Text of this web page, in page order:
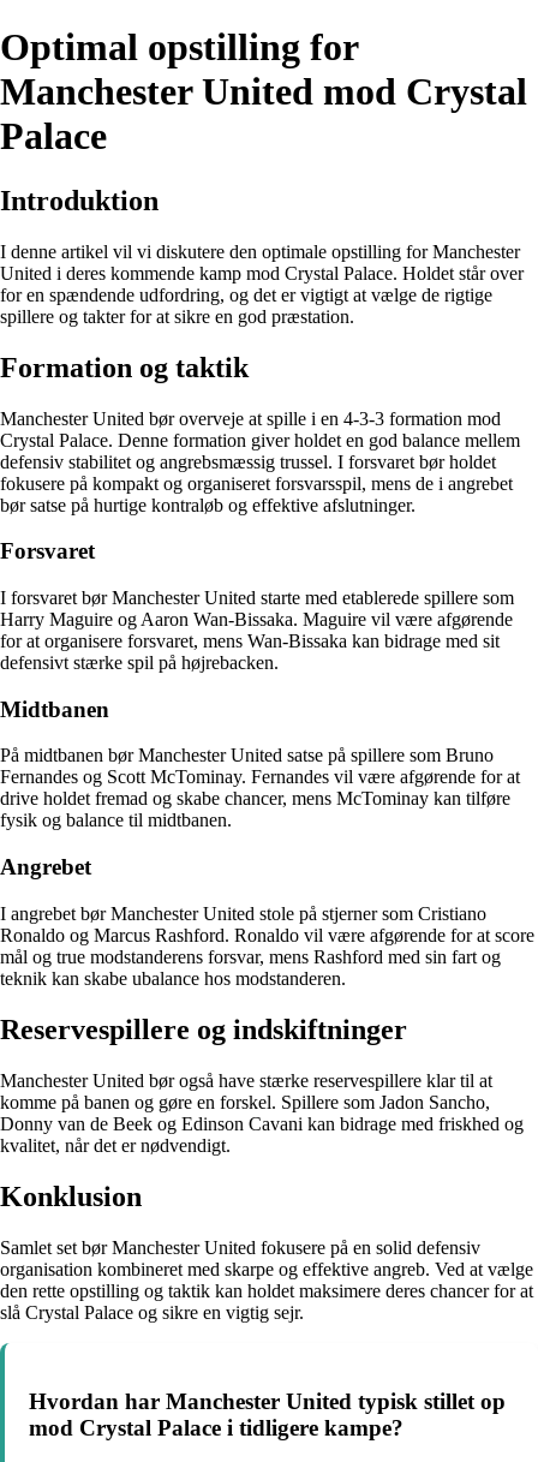
Optimal opstilling for
Manchester United mod Crystal
Palace
Introduktion
I denne artikel vil vi diskutere den optimale opstilling for Manchester
United i deres kommende kamp mod Crystal Palace. Holdet står over
for en spændende udfordring, og det er vigtigt at vælge de rigtige
spillere og takter for at sikre en god præstation.
Formation og taktik
Manchester United bør overveje at spille i en 4-3-3 formation mod
Crystal Palace. Denne formation giver holdet en god balance mellem
defensiv stabilitet og angrebsmæssig trussel. I forsvaret bør holdet
fokusere på kompakt og organiseret forsvarsspil, mens de i angrebet
bør satse på hurtige kontraløb og effektive afslutninger.
Forsvaret
I forsvaret bør Manchester United starte med etablerede spillere som
Harry Maguire og Aaron Wan-Bissaka. Maguire vil være afgørende
for at organisere forsvaret, mens Wan-Bissaka kan bidrage med sit
defensivt stærke spil på højrebacken.
Midtbanen
På midtbanen bør Manchester United satse på spillere som Bruno
Fernandes og Scott McTominay. Fernandes vil være afgørende for at
drive holdet fremad og skabe chancer, mens McTominay kan tilføre
fysik og balance til midtbanen.
Angrebet
I angrebet bør Manchester United stole på stjerner som Cristiano
Ronaldo og Marcus Rashford. Ronaldo vil være afgørende for at score
mål og true modstanderens forsvar, mens Rashford med sin fart og
teknik kan skabe ubalance hos modstanderen.
Reservespillere og indskiftninger
Manchester United bør også have stærke reservespillere klar til at
komme på banen og gøre en forskel. Spillere som Jadon Sancho,
Donny van de Beek og Edinson Cavani kan bidrage med friskhed og
kvalitet, når det er nødvendigt.
Konklusion
Samlet set bør Manchester United fokusere på en solid defensiv
organisation kombineret med skarpe og effektive angreb. Ved at vælge
den rette opstilling og taktik kan holdet maksimere deres chancer for at
slå Crystal Palace og sikre en vigtig sejr.
Hvordan har Manchester United typisk stillet op
mod Crystal Palace i tidligere kampe?